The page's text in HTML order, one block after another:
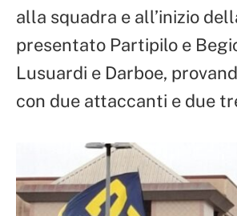
alla squadra e all’inizio
presentato Partipilo e
Lusuardi e Darboe,
con due attaccanti e due